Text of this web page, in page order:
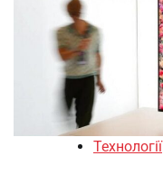
Технології